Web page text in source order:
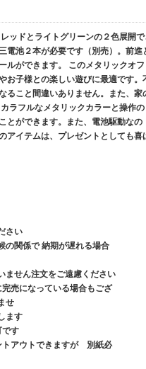
ッドとライトグリーンの２色展開
電池２本が必要です（別売）。前進
ルができます。 このメタリックオ
お子様との楽しい遊びに最適です。
ること間違いありません。また、家
ラフルなメタリックカラーと操作
とができます。また、電池駆動なの
アイテムは、プレゼントとしても喜
さい
の関係で 納期が遅れる場合
ません注文をご遠慮ください
売になっている場合もござ
せ
ます
です
トアウトできますが 別紙必